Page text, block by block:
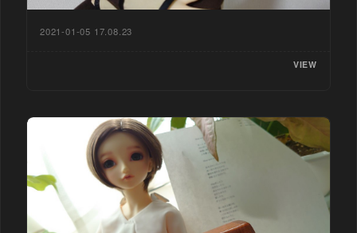
2021-01-05 17.08.23
VIEW